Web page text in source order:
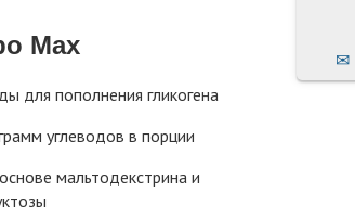
Max
для пополнения гликогена
углеводов в порции
мальтодекстрина и